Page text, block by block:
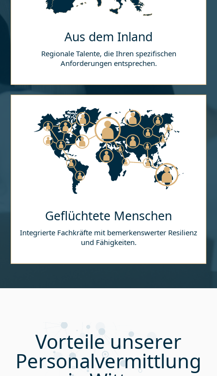
Aus dem Inland
Regionale Talente, die Ihren spezifischen
Anforderungen entsprechen.
Geflüchtete Menschen
Integrierte Fachkräfte mit bemerkenswerter Resilienz
und Fähigkeiten.
Vorteile unserer
Personalvermittlung